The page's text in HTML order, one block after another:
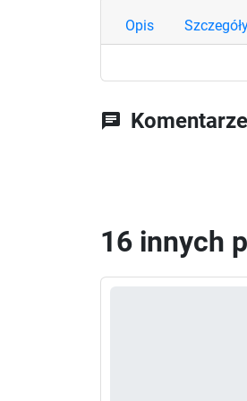
Opis
chat
16 innych